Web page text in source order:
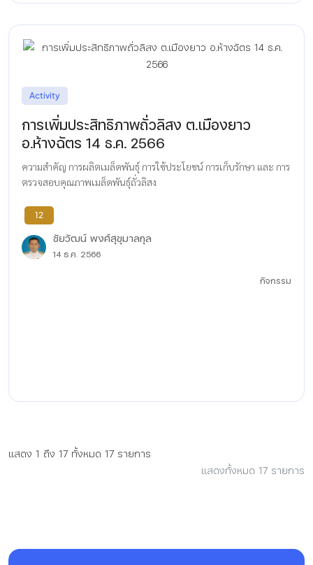
Activity
การเพิ่มประสิทธิภาพถั่วลิสง ต.เมืองยาว
อ.ห้างฉัตร 14 ธ.ค. 2566
ความสำคัญ การผลิตเมล็ดพันธุ์ การใช้ประโยชน์ การเก็บรักษา และ การ
ตรวจสอบคุณภาพเมล็ดพันธุ์ถั่วลิสง
12
ชัยวัฒน์ พงศ์สุขุมาลกุล
14 ธ.ค. 2566
กิจกรรม
แสดง 1 ถึง 17 ทั้งหมด 17 รายการ
แสดงทั้งหมด 17 รายการ